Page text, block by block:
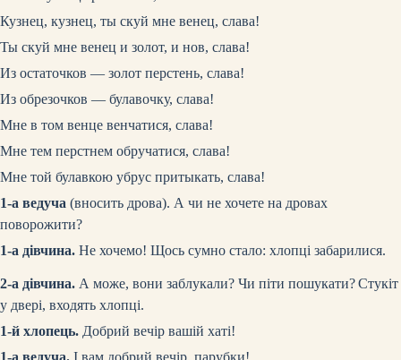
Кузнец, кузнец, ты скуй мне венец, слава!
Ты скуй мне венец и золот, и нов, слава!
Из остаточков — золот перстень, слава!
Из обрезочков — булавочку, слава!
Мне в том венце венчатися, слава!
Мне тем перстнем обручатися, слава!
Мне той булавкою убрус притыкать, слава!
1-а ведуча (вносить дрова). А чи не хочете на дровах
поворожити?
1-а дівчина. Не хочемо! Щось сумно стало: хлопці забарилися.
2-а дівчина. А може, вони заблукали? Чи піти пошукати?Стукіт
у двері, входять хлопці.
1-й хлопець. Добрий вечір вашій хаті!
1-а ведуча. І вам добрий вечір, парубки!